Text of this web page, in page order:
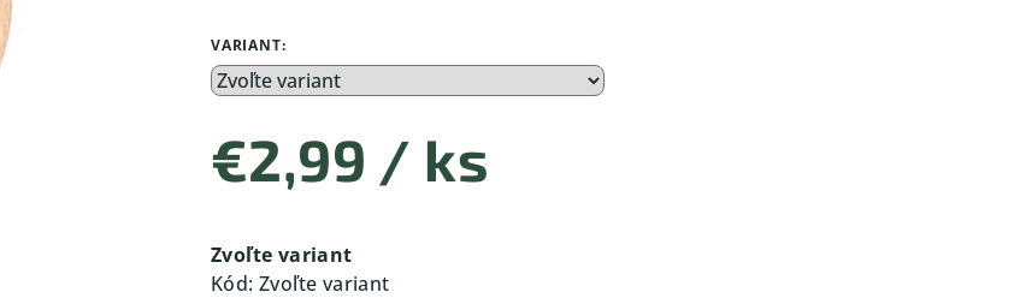
VARIANT:
€2,99 / ks
cena:
Zvoľte variant
Kód: Zvoľte variant